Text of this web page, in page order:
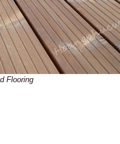
Flooring